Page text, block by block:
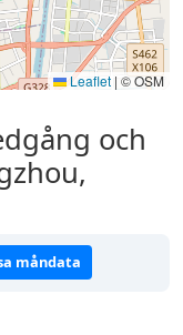
Leaflet | © OSM
och
måndata